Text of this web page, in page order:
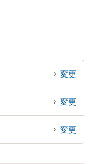
変更
変更
変更